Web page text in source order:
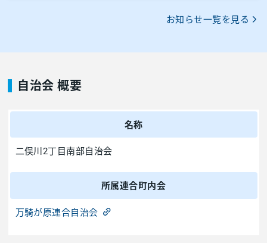
お知らせ一覧を見る
自治会 概要
名称
二俣川2丁目南部自治会
所属連合町内会
万騎が原連合自治会